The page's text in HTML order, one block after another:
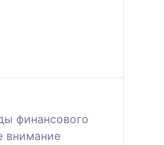
финансового
внимание